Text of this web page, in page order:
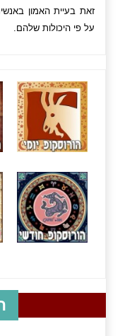
זאת בעיית האמון
על פי היכולות שלהם.